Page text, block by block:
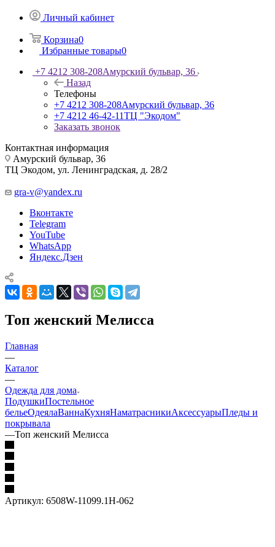
Личный кабинет
Корзина0
Избранные товары0
+7 4212 308-208Амурский бульвар, 36
Назад
Телефоны
+7 4212 308-208Амурский бульвар, 36
+7 4212 46-42-11ТЦ "Экодом"
Заказать звонок
Контактная информация
Амурский бульвар, 36
ТЦ Экодом, ул. Ленинградская, д. 28/2
gra-v@yandex.ru
Вконтакте
Telegram
YouTube
WhatsApp
Яндекс.Дзен
Топ женский Мелисса
Главная
—
Каталог
—
Одежда для дома
ПодушкиПостельное
бельеОдеялаВаннаКухняНаматрасникиАксессуарыПледы и
покрывала
—Топ женский Мелисса
Артикул: 6508W-11099.1H-062